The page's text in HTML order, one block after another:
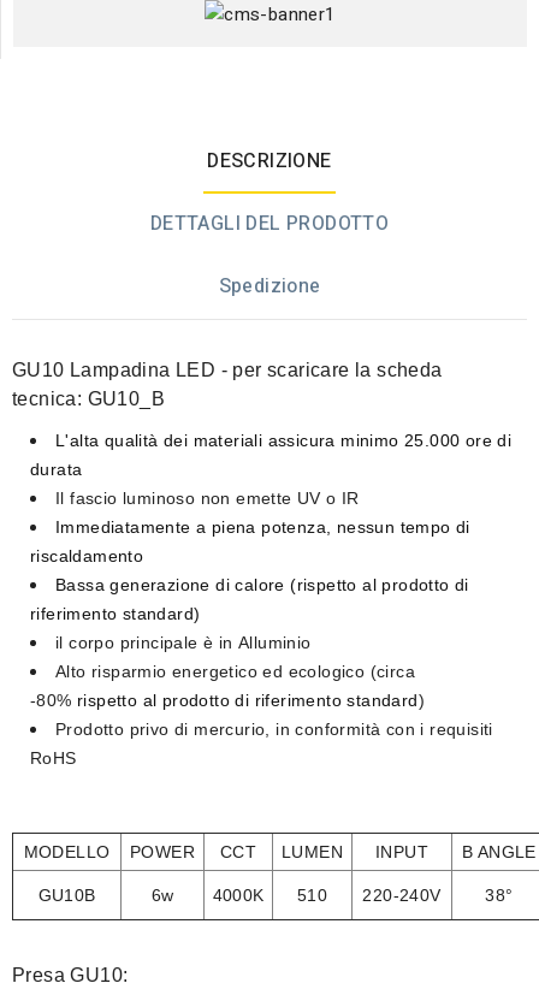
DESCRIZIONE
DETTAGLI DEL PRODOTTO
Spedizione
GU10 Lampadina LED - per scaricare la scheda
tecnica: GU10_B
L'alta qualità dei materiali assicura minimo 25.000 ore di
durata
Il fascio luminoso non emette UV o IR
Immediatamente a piena potenza, nessun tempo di
riscaldamento
Bassa generazione di calore (rispetto al prodotto di
riferimento standard)
il corpo principale è in Alluminio
Alto risparmio energetico ed ecologico (circa
-80% rispetto al prodotto di riferimento standard)
Prodotto privo di mercurio, in conformità con i requisiti
RoHS​
MODELLO POWER CCT LUMEN INPUT B ANGLE
GU10B 6w 4000K 510 220-240V 38°
Presa GU10: